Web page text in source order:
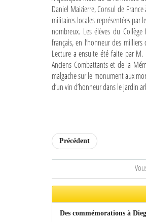
Daniel Maizierre, Consul de
militaires locales représentées par
nombreux. Les élèves du
français, en l’honneur des
Lecture a ensuite été faite par M.
Anciens Combattants et de la
malgache sur le monument aux
d’un vin d’honneur dans le jardin
Précédent
Des commémorations à